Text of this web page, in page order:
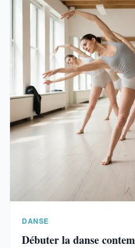
DANSE
Débuter la danse